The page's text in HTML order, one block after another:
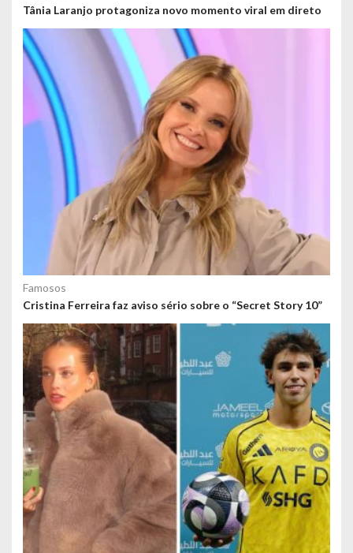
Tânia Laranjo protagoniza novo momento viral em direto
Famosos
Cristina Ferreira faz aviso sério sobre o “Secret Story 10”